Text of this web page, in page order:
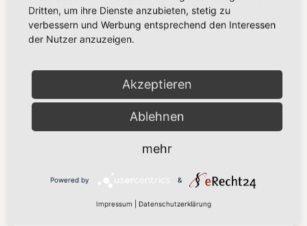
„Europa darf seinen Zahlungsverkehr
nicht länger anderen überlassen“
13. Juli 2026
Aktuelles
“ Girls` Day(s) 2026 der NRW-
Europaabgeordneten“
10. Dezember 2025
MEIST GELESEN
Dritten, um ihre Dienste anzubieten, stetig zu
verbessern und Werbung entsprechend den Interessen
der Nutzer anzuzeigen.
Akzeptieren
Ablehnen
mehr
Powered by &
Impressum Datenschutzerklärung